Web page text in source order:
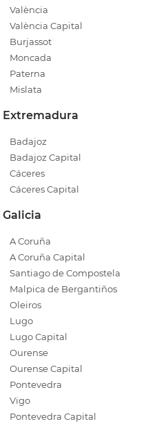
València
València Capital
Burjassot
Moncada
Paterna
Mislata
Extremadura
Badajoz
Badajoz Capital
Cáceres
Cáceres Capital
Galicia
A Coruña
A Coruña Capital
Santiago de Compostela
Malpica de Bergantiños
Oleiros
Lugo
Lugo Capital
Ourense
Ourense Capital
Pontevedra
Vigo
Pontevedra Capital